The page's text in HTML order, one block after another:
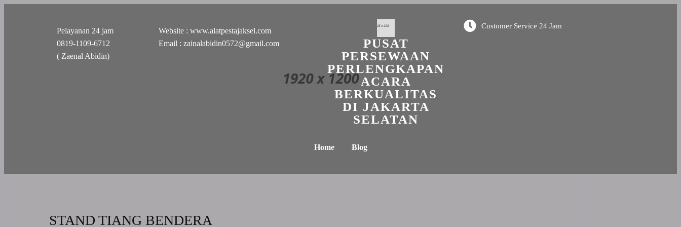
Pelayanan 24 jam
0819-1109-6712
( Zaenal Abidin)
Website : www.alatpestajaksel.com
Email : zainalabidin0572@gmail.com
PUSAT
PERSEWAAN
PERLENGKAPAN
ACARA
BERKUALITAS
DI JAKARTA
SELATAN
Customer Service 24 Jam
Home Blog
STAND TIANG BENDERA